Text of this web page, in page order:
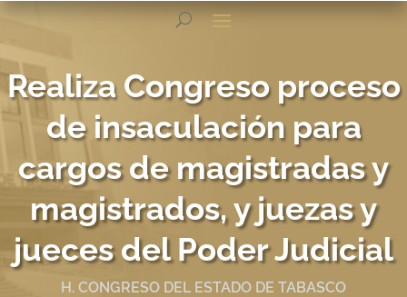
Realiza Congreso proceso
de insaculación para
cargos de magistradas y
magistrados, y juezas y
jueces del Poder Judicial
H. CONGRESO DEL ESTADO DE TABASCO